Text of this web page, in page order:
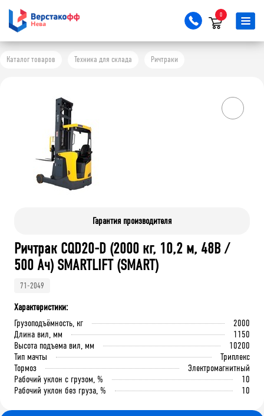
0
Каталог товаров Техника для склада Ричтраки
Гарантия производителя
Ричтрак CQD20-D (2000 кг, 10,2 м, 48В /
500 Ач) SMARTLIFT (SMART)
71-2049
Характеристики:
Грузоподъёмность, кг
2000
Длина вил, мм
1150
Высота подъема вил, мм
10200
Тип мачты
Триплекс
Тормоз
Электромагнитный
Рабочий уклон с грузом, %
10
Рабочий уклон без груза, %
10